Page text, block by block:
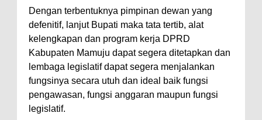
Dengan terbentuknya pimpinan dewan yang
defenitif, lanjut Bupati maka tata tertib, alat
kelengkapan dan program kerja DPRD
Kabupaten Mamuju dapat segera ditetapkan dan
lembaga legislatif dapat segera menjalankan
fungsinya secara utuh dan ideal baik fungsi
pengawasan, fungsi anggaran maupun fungsi
legislatif.